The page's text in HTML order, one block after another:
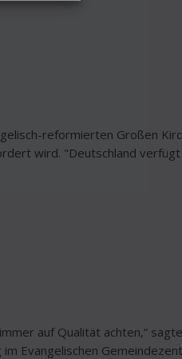
reformierten Großen
wird. "Deutschland verfügt
auf Qualität achten,“
Evangelischen